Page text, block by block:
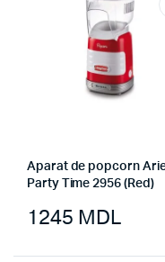
Aparat de popcorn
Party Time 2956 (Red)
1245 MDL